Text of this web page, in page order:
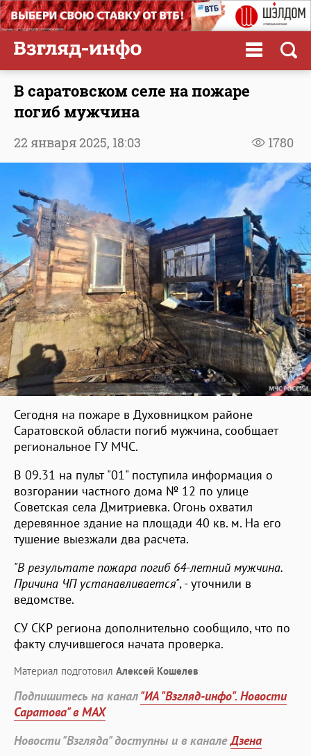
В саратовском селе на пожаре
погиб мужчина
1780
22 января 2025, 18:03
Сегодня на пожаре в Духовницком районе
Саратовской области погиб мужчина, сообщает
региональное ГУ МЧС.
В 09.31 на пульт "01" поступила информация о
возгорании частного дома № 12 по улице
Советская села Дмитриевка. Огонь охватил
деревянное здание на площади 40 кв. м. На его
тушение выезжали два расчета.
"В результате пожара погиб 64-летний мужчина.
Причина ЧП устанавливается", - уточнили в
ведомстве.
СУ СКР региона дополнительно сообщило, что по
факту случившегося начата проверка.
Материал подготовил Алексей Кошелев
Подпишитесь на канал"ИА "Взгляд-инфо". Новости
Саратова" в MAX
Новости "Взгляда" доступны и в каналеДзена